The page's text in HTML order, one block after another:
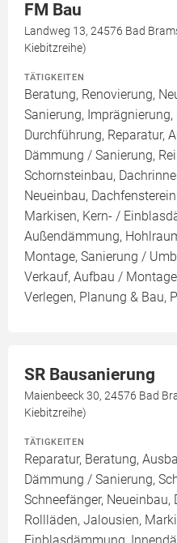
FM Bau
Landweg 13, 24576 Bad
Kiebitzreihe)
TÄTIGKEITEN
Beratung, Renovierung,
Sanierung,
Durchführung, Reparatur,
Dämmung / Sanierung,
Schornsteinbau,
Neueinbau,
Markisen, Kern- /
Außendämmung,
Montage, Sanierung /
Verkauf, Aufbau /
Verlegen, Planung & Bau,
SR Bausanierung
Maienbeeck 30, 24576 Bad
Kiebitzreihe)
TÄTIGKEITEN
Reparatur, Beratung,
Dämmung / Sanierung,
Schneefänger, Neueinbau,
Rollläden, Jalousien,